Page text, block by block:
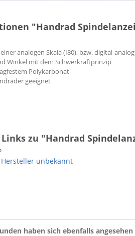
"Handrad
analogen Skala (I80), bzw. digital-
Winkel mit dem Schwerkraftprinzip
Polykarbonat
geeignet
zu "Handrad
unbekannt
haben sich ebenfalls angesehen